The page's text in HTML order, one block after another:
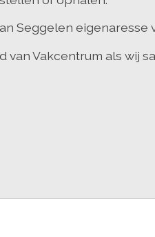
Seggelen eigenaresse
van Vakcentrum als wij